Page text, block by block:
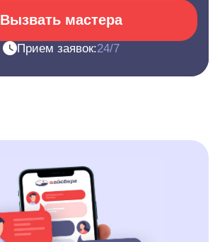
Вызвать мастера
Прием заявок:24/7